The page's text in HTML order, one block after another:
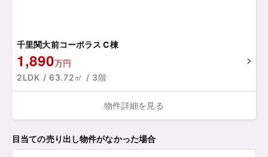
千里関大前コーポラス C棟
1,890万円
2LDK / 63.72㎡ / 3階
物件詳細を見る
目当ての売り出し物件がなかった場合